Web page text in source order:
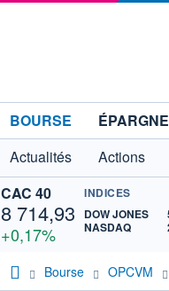
BOURSE ÉPARGNE
Actualités
Actions
CAC 40
8 714,93
+0,17%
INDICES
DOW JONES
NASDAQ
Bourse OPCVM